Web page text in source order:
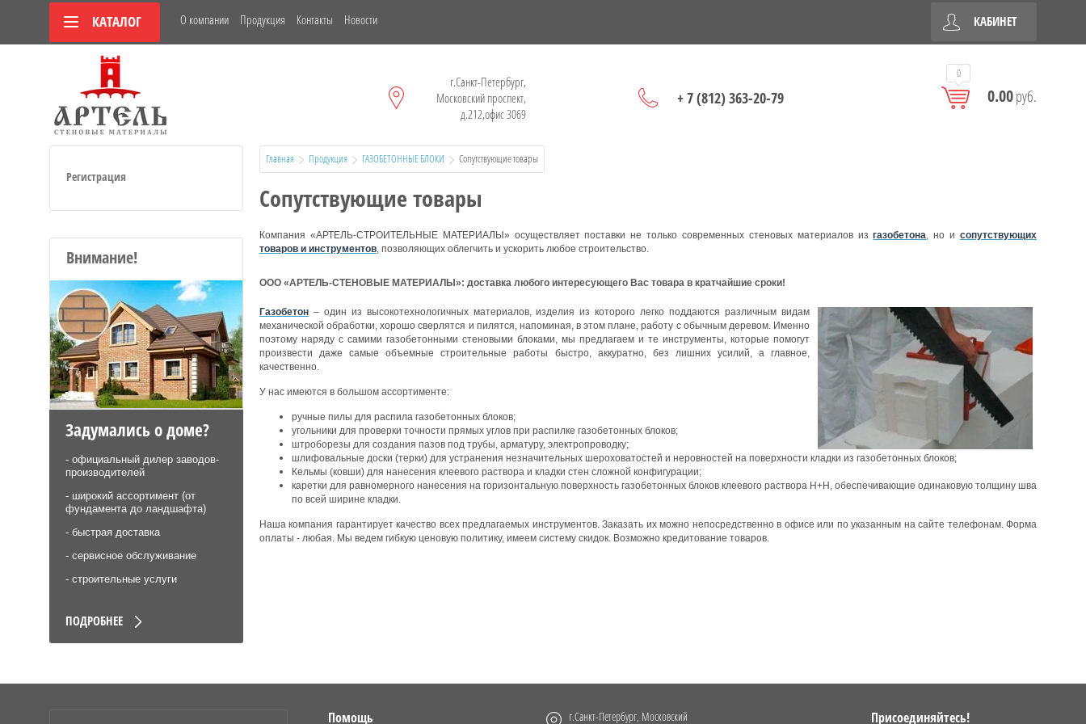
КАТАЛОГ О компании Продукция Контакты Новости КАБИНЕТ
г.Санкт-Петербург,
Московский проспект,
д.212,офис 3069
+ 7 (812) 363-20-79
0
0.00руб.
Регистрация
Внимание!
Задумались о доме?
- официальный дилер заводов-
производителей
- широкий ассортимент (от
фундамента до ландшафта)
- быстрая доставка
- сервисное обслуживание
- строительные услуги
ПОДРОБНЕЕ
Главная Продукция ГАЗОБЕТОННЫЕ БЛОКИ
  Сопутствующие товары
Сопутствующие товары
Компания «АРТЕЛЬ-СТРОИТЕЛЬНЫЕ МАТЕРИАЛЫ» осуществляет поставки не только современных стеновых материалов изгазобетона , но исопутствующих
товаров и инструментов , позволяющих облегчить и ускорить любое строительство.
ООО «АРТЕЛЬ-СТЕНОВЫЕ МАТЕРИАЛЫ»: доставка любого интересующего Вас товара в кратчайшие сроки!
Газобетон – один из высокотехнологичных материалов, изделия из которого легко поддаются различным видам
механической обработки, хорошо сверлятся и пилятся, напоминая, в этом плане, работу с обычным деревом. Именно
поэтому наряду с самими газобетонными стеновыми блоками, мы предлагаем и те инструменты, которые помогут
произвести даже самые объемные строительные работы быстро, аккуратно, без лишних усилий, а главное,
качественно.
У нас имеются в большом ассортименте:
ручные пилы для распила газобетонных блоков;
угольники для проверки точности прямых углов при распилке газобетонных блоков;
штроборезы для создания пазов под трубы, арматуру, электропроводку;
шлифовальные доски (терки) для устранения незначительных шероховатостей и неровностей на поверхности кладки из газобетонных блоков;
Кельмы (ковши) для нанесения клеевого раствора и кладки стен сложной конфигурации;
каретки для равномерного нанесения на горизонтальную поверхность газобетонных блоков клеевого раствора Н+Н, обеспечивающие одинаковую толщину шва
по всей ширине кладки.
Наша компания гарантирует качество всех предлагаемых инструментов. Заказать их можно непосредственно в офисе или по указанным на сайте телефонам. Форма
оплаты - любая. Мы ведем гибкую ценовую политику, имеем систему скидок. Возможно кредитование товаров.
Помощь
г.Санкт-Петербург, Московский
Присоединяйтесь!